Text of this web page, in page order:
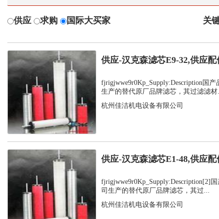
供应 求购 国际大买家 关
供应-汉克森滤芯E9-32,供应配
fjrigjwwe9r0Kp_Supply:Description国
生产的替代原厂品牌滤芯，其过滤滤材
杭州佳洁机电设备有限公司
供应-汉克森滤芯E1-48,供应配
fjrigjwwe9r0Kp_Supply:Description[2]
司生产的替代原厂品牌滤芯，其过...
杭州佳洁机电设备有限公司